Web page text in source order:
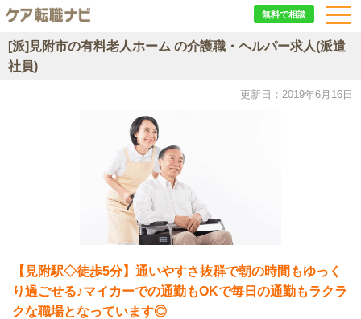
無料で相談
[派]見附市の有料老人ホーム の介護職・ヘルパー求人(派遣
社員)
更新日：2019年6月16日
【見附駅◇徒歩5分】通いやすさ抜群で朝の時間もゆっく
り過ごせる♪マイカーでの通勤もOKで毎日の通勤もラクラ
クな職場となっています◎